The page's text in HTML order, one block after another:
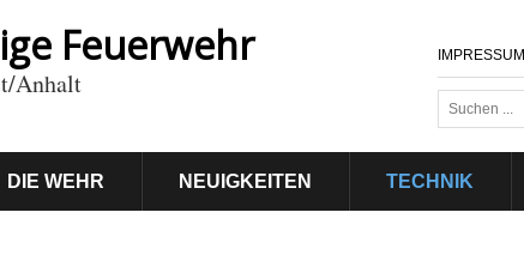
IMPRESSUM
Suchen
...
Feuerwehr
Anhalt
DIE WEHR NEUIGKEITEN TECHNIK